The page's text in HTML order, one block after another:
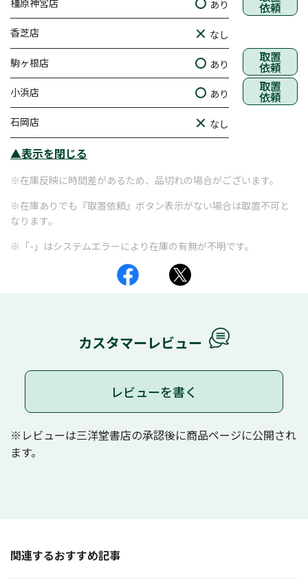
橿原神宮店 あり 依頼
香芝店 なし
駒ヶ根店 あり 取置
依頼
小浜店 あり 取置
依頼
石岡店 なし
▲表示を閉じる
※在庫反映に時間差があるため、品切れの場合がございます。
※在庫ありでも『取置依頼』ボタン表示がない場合は取置不可と
なります。
※「-」はシステムエラーにより在庫の有無が不明です。
カスタマーレビュー
レビューを書く
※レビューは三洋堂書店の承認後に商品ページに公開され
ます。
関連するおすすめ記事